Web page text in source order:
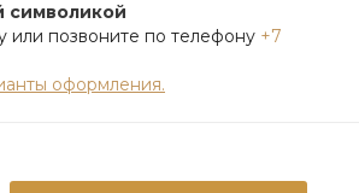
символикой
или позвоните по телефону +7
оформления.